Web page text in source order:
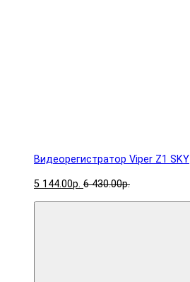
Видеорегистратор Viper Z1 SKY
5 144.00р. 6 430.00р.